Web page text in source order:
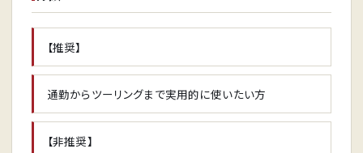
【推奨】
通勤からツーリングまで実用的に使いたい方
【非推奨】